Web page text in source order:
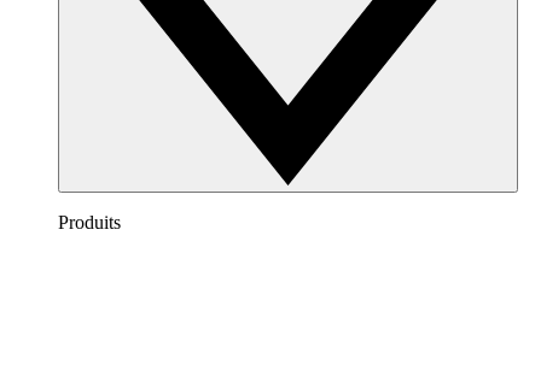
Produits